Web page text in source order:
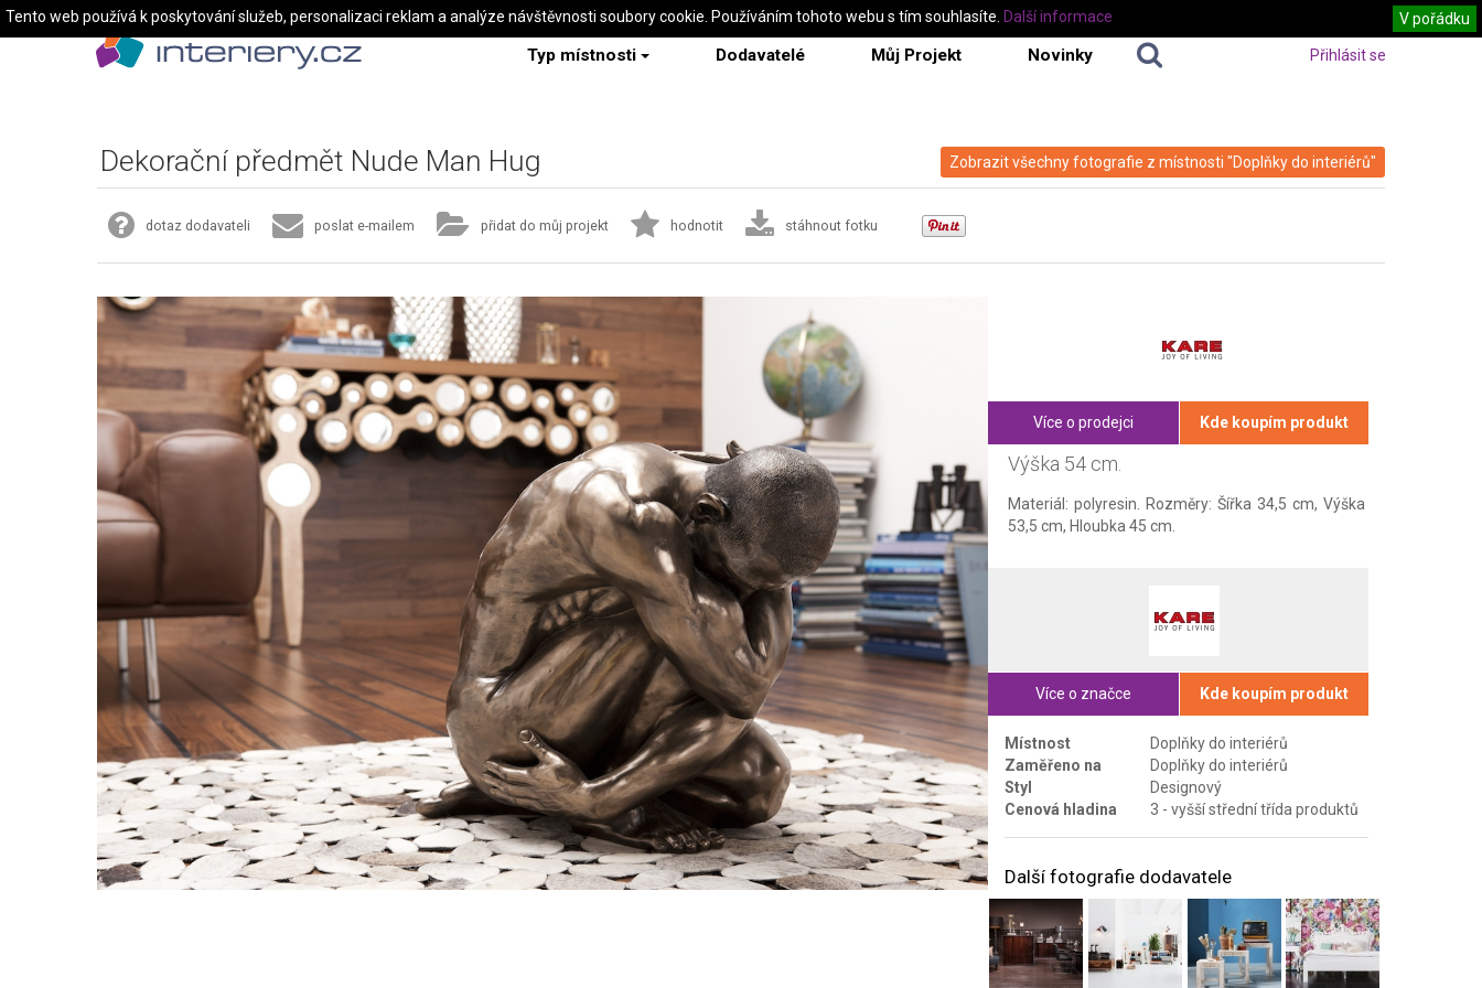
Typ místnosti Dodavatelé Můj Projekt Novinky Přihlásit se
Zobrazit všechny fotografie z místnosti "Doplňky do interiérů"
Dekorační předmět Nude Man Hug
dotaz dodavateli poslat e-mailem přidat do můj projekt hodnotit stáhnout fotku
Více o prodejci Kde koupím produkt
Výška 54 cm.
Materiál: polyresin. Rozměry: Šířka 34,5 cm, Výška
53,5 cm, Hloubka 45 cm.
Více o značce Kde koupím produkt
Místnost
Doplňky do interiérů
Zaměřeno na
Doplňky do interiérů
Styl
Designový
Cenová hladina
3 - vyšší střední třída produktů
Další fotografie dodavatele
Tento web používá k poskytování služeb, personalizaci reklam a analýze návštěvnosti soubory cookie. Používáním tohoto webu s tím souhlasíte. V pořádku
Další informace